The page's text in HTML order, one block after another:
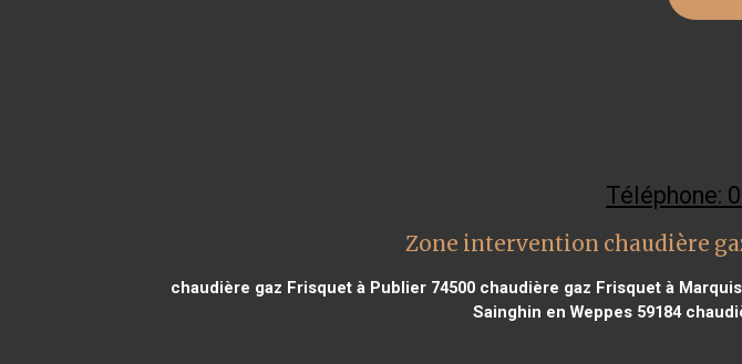
Téléphone:
Zone intervention chaudière
chaudière gaz Frisquet à Publier 74500chaudière gaz Frisquet à
Sainghin en Weppes 59184